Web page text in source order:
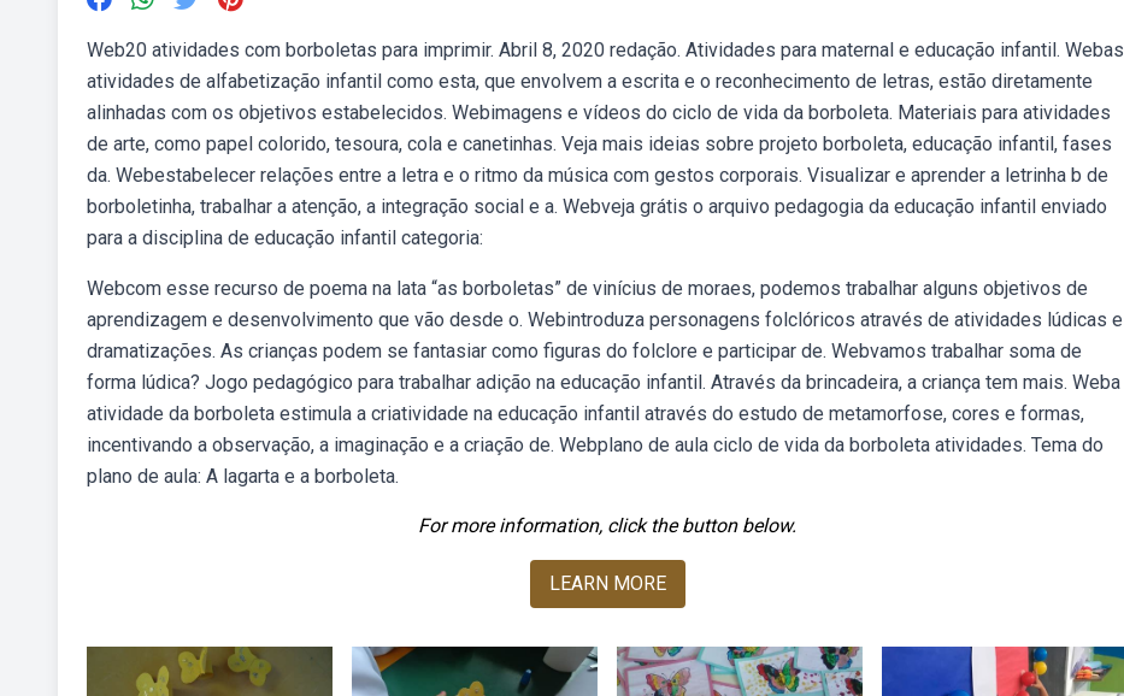
Web20 atividades com borboletas para imprimir. Abril 8, 2020 redação. Atividades para maternal e educação infantil. Webas
atividades de alfabetização infantil como esta, que envolvem a escrita e o reconhecimento de letras, estão diretamente
alinhadas com os objetivos estabelecidos. Webimagens e vídeos do ciclo de vida da borboleta. Materiais para atividades
de arte, como papel colorido, tesoura, cola e canetinhas. Veja mais ideias sobre projeto borboleta, educação infantil, fases
da. Webestabelecer relações entre a letra e o ritmo da música com gestos corporais. Visualizar e aprender a letrinha b de
borboletinha, trabalhar a atenção, a integração social e a. Webveja grátis o arquivo pedagogia da educação infantil enviado
para a disciplina de educação infantil categoria:
Webcom esse recurso de poema na lata “as borboletas” de vinícius de moraes, podemos trabalhar alguns objetivos de
aprendizagem e desenvolvimento que vão desde o. Webintroduza personagens folclóricos através de atividades lúdicas e
dramatizações. As crianças podem se fantasiar como figuras do folclore e participar de. Webvamos trabalhar soma de
forma lúdica? Jogo pedagógico para trabalhar adição na educação infantil. Através da brincadeira, a criança tem mais. Weba
atividade da borboleta estimula a criatividade na educação infantil através do estudo de metamorfose, cores e formas,
incentivando a observação, a imaginação e a criação de. Webplano de aula ciclo de vida da borboleta atividades. Tema do
plano de aula: A lagarta e a borboleta.
For more information, click the button below.
LEARN MORE